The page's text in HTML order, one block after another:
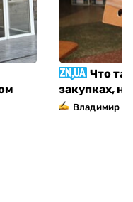
Что
закупках,
Владимир